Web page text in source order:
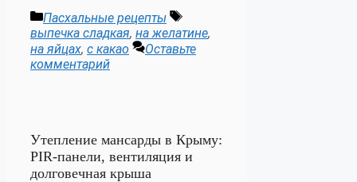
Рубрики
Пасхальные рецепты
Метки
выпечка сладкая, на желатине,
на яйцах, с какао
Оставьте
комментарий
Утепление мансарды в Крыму:
PIR-панели, вентиляция и
долговечная крыша